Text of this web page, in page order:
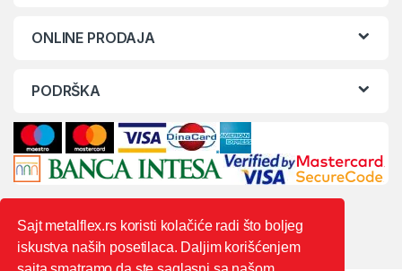
ONLINE PRODAJA
PODRŠKA
Sajt metalflex.rs koristi kolačiće radi što boljeg
iskustva naših posetilaca. Daljim korišćenjem